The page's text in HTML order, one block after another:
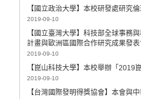
【國立政治大學】本校研發處研究
2019-09-10
【國立臺灣大學】科技部全球事務
計畫與歐洲區國際合作研究成果發
2019-09-10
【崑山科技大學】本校舉辦「2019
2019-09-10
【台灣國際發明得獎協會】本會與